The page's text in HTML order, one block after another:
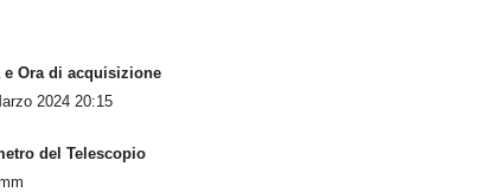
e Ora di acquisizione
2024 20:15
del Telescopio